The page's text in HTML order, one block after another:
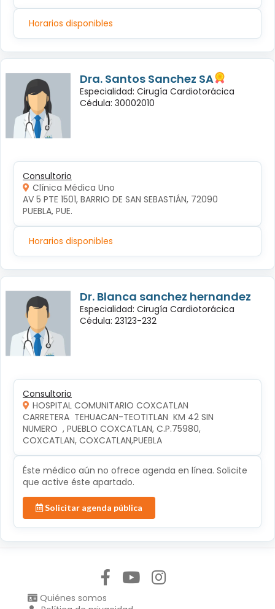
Horarios disponibles
Dra. Santos Sanchez SA
Especialidad: Cirugía Cardiotorácica
Cédula: 30002010
Consultorio
Clínica Médica Uno
AV 5 PTE 1501, BARRIO DE SAN SEBASTIÁN, 72090
PUEBLA, PUE.
Horarios disponibles
Dr. Blanca sanchez hernandez
Especialidad: Cirugía Cardiotorácica
Cédula: 23123-232
Consultorio
HOSPITAL COMUNITARIO COXCATLAN
CARRETERA  TEHUACAN-TEOTITLAN  KM 42 SIN
NUMERO  , PUEBLO COXCATLAN, C.P.75980,
COXCATLAN, COXCATLAN,PUEBLA
Éste médico aún no ofrece agenda en línea. Solicite
que active éste apartado.
Solicitar agenda pública
Quiénes somos